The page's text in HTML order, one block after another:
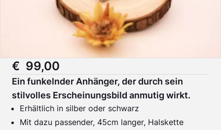
€ 99,00
Ein funkelnder Anhänger, der durch sein
stilvolles Erscheinungsbild anmutig wirkt.
Erhältlich in silber oder schwarz
Mit dazu passender, 45cm langer, Halskette